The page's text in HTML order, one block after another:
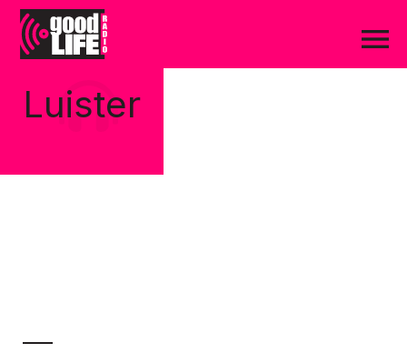
Luister